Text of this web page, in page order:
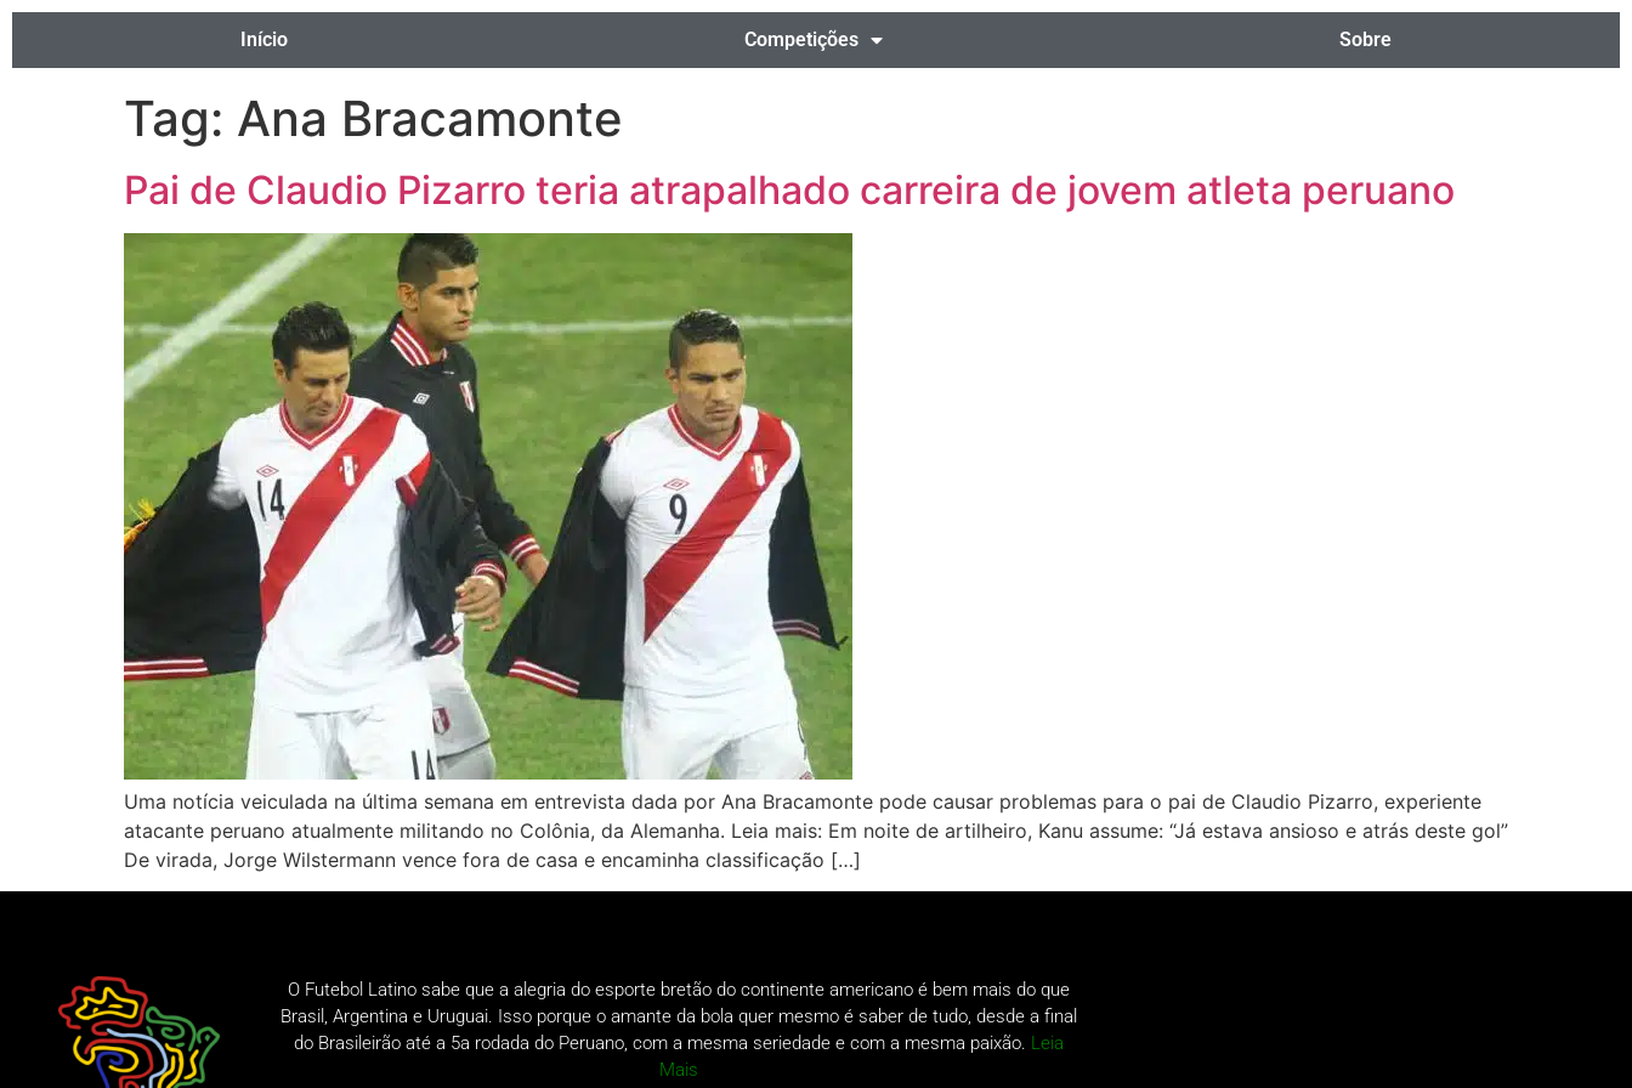
Início Competições Sobre
Tag: Ana Bracamonte
Pai de Claudio Pizarro teria atrapalhado carreira de jovem atleta peruano
Uma notícia veiculada na última semana em entrevista dada por Ana Bracamonte pode causar problemas para o pai de Claudio Pizarro, experiente
atacante peruano atualmente militando no Colônia, da Alemanha. Leia mais: Em noite de artilheiro, Kanu assume: “Já estava ansioso e atrás deste gol”
De virada, Jorge Wilstermann vence fora de casa e encaminha classificação […]
O Futebol Latino sabe que a alegria do esporte bretão do continente americano é bem mais do que
Brasil, Argentina e Uruguai. Isso porque o amante da bola quer mesmo é saber de tudo, desde a final
do Brasileirão até a 5a rodada do Peruano, com a mesma seriedade e com a mesma paixão. Leia
Mais